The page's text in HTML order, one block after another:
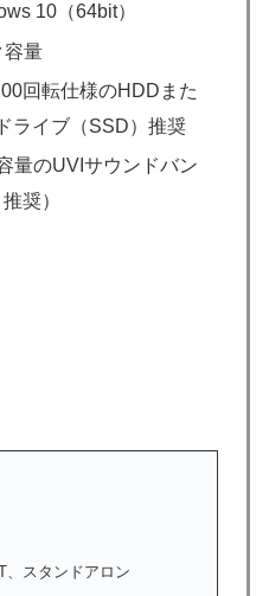
10（64bit）
容量
回転仕様のHDDまた
ライブ（SSD）推奨
量のUVIサウンドバン
奨）
、スタンドアロン